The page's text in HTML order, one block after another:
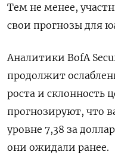
Тем не менее,
свои прогнозы для
Аналитики BofA
продолжит
роста и склонность
прогнозируют, что
уровне 7,38 за
они ожидали ранее.